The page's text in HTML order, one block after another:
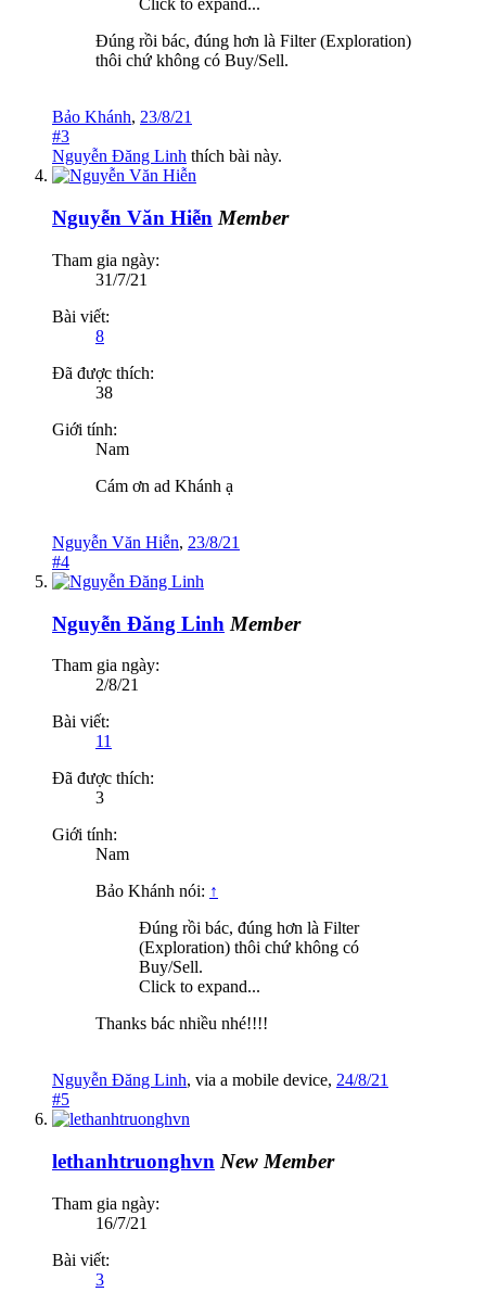
Click to expand...
Đúng rồi bác, đúng hơn là Filter (Exploration)
thôi chứ không có Buy/Sell.
Bảo Khánh, 23/8/21
#3
Nguyễn Đăng Linh thích bài này.
Nguyễn Văn Hiễn Member
Tham gia ngày:
31/7/21
Bài viết:
8
Đã được thích:
38
Giới tính:
Nam
Cám ơn ad Khánh ạ
Nguyễn Văn Hiễn, 23/8/21
#4
Nguyễn Đăng Linh Member
Tham gia ngày:
2/8/21
Bài viết:
11
Đã được thích:
3
Giới tính:
Nam
Bảo Khánh nói: ↑
Đúng rồi bác, đúng hơn là Filter
(Exploration) thôi chứ không có
Buy/Sell.
Click to expand...
Thanks bác nhiều nhé!!!!
Nguyễn Đăng Linh, via a mobile device, 24/8/21
#5
lethanhtruonghvn New Member
Tham gia ngày:
16/7/21
Bài viết:
3